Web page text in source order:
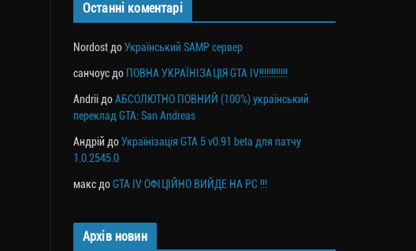
Останні коментарі
Nordost доУкраїнський SAMP сервер
санчоус до ПОВНА УКРАЇНІЗАЦІЯ GTA IV!!!!!!!!!!!!
Andrii доАБСОЛЮТНО ПОВНИЙ (100%) український
переклад GTA: San Andreas
Андрій доУкраїнізація GTA 5 v0.91 beta для патчу
1.0.2545.0
макс доGTA IV ОФІЦІЙНО ВИЙДЕ НА PC !!!
Архів новин